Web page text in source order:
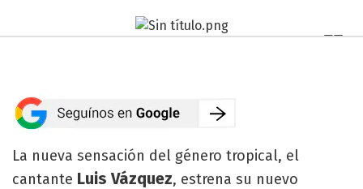
La nueva sensación del género tropical, el
cantante Luis Vázquez, estrena su nuevo